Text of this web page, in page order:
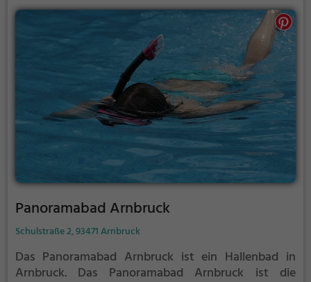
Panoramabad Arnbruck
Schulstraße 2, 93471 Arnbruck
Das Panoramabad Arnbruck ist ein Hallenbad in
Arnbruck. Das Panoramabad Arnbruck ist die